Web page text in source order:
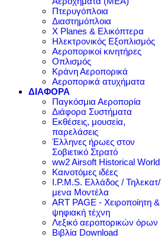
Πτερυγόπλοια
Διαστημόπλοια
X Planes & Ελικόπτερα
Ηλεκτρονικός Εξοπλισμός
Αεροπορικοί κινητήρες
Οπλισμός
Κράνη Αεροπορικά
Αεροπορικά ατυχήματα
ΔΙΑΦΟΡΑ
Παγκόσμια Αεροπορία
Διάφορα Συστήματα
Εκθέσεις, μουσεία,
παρελάσεις
Έλληνες ήρωες στον
Σοβιετικό Στρατό
ww2 Airsoft Historical World
Καινοτόμες ιδέες
I.P.M.S. Ελλάδος / Τηλεκατ/
μενα Μοντέλα
ART PAGE - Χειροποίητη &
ψηφιακή τέχνη
Λεξικό αεροπορικών όρων
Βιβλία Download